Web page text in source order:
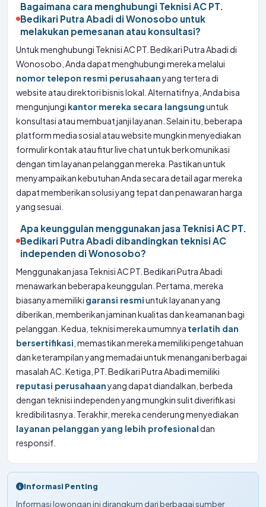
Bagaimana cara menghubungi Teknisi AC PT.
Bedikari Putra Abadi di Wonosobo untuk
melakukan pemesanan atau konsultasi?
Untuk menghubungi Teknisi AC PT. Bedikari Putra Abadi di
Wonosobo, Anda dapat menghubungi mereka melalui
nomor telepon resmi perusahaanyang tertera di
website atau direktori bisnis lokal. Alternatifnya, Anda bisa
mengunjungi kantor mereka secara langsunguntuk
konsultasi atau membuat janji layanan. Selain itu, beberapa
platform media sosial atau website mungkin menyediakan
formulir kontak atau fitur live chat untuk berkomunikasi
dengan tim layanan pelanggan mereka. Pastikan untuk
menyampaikan kebutuhan Anda secara detail agar mereka
dapat memberikan solusi yang tepat dan penawaran harga
yang sesuai.
Apa keunggulan menggunakan jasa Teknisi AC PT.
Bedikari Putra Abadi dibandingkan teknisi AC
independen di Wonosobo?
Menggunakan jasa Teknisi AC PT. Bedikari Putra Abadi
menawarkan beberapa keunggulan. Pertama, mereka
biasanya memiliki garansi resmiuntuk layanan yang
diberikan, memberikan jaminan kualitas dan keamanan bagi
pelanggan. Kedua, teknisi mereka umumnya terlatih dan
bersertifikasi , memastikan mereka memiliki pengetahuan
dan keterampilan yang memadai untuk menangani berbagai
masalah AC. Ketiga, PT. Bedikari Putra Abadi memiliki
reputasi perusahaanyang dapat diandalkan, berbeda
dengan teknisi independen yang mungkin sulit diverifikasi
kredibilitasnya. Terakhir, mereka cenderung menyediakan
layanan pelanggan yang lebih profesionaldan
responsif.
Informasi Penting
Informasi lowongan ini dirangkum dari berbagai sumber